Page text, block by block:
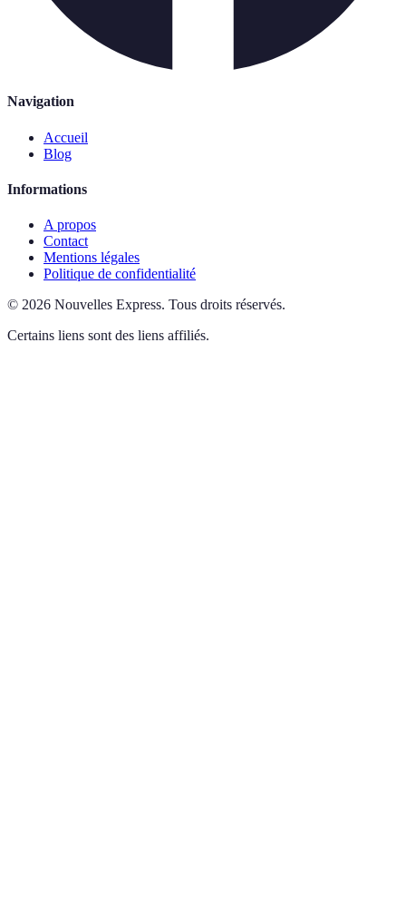
Navigation
Accueil
Blog
Informations
A propos
Contact
Mentions légales
Politique de confidentialité
© 2026 Nouvelles Express. Tous droits réservés.
Certains liens sont des liens affiliés.